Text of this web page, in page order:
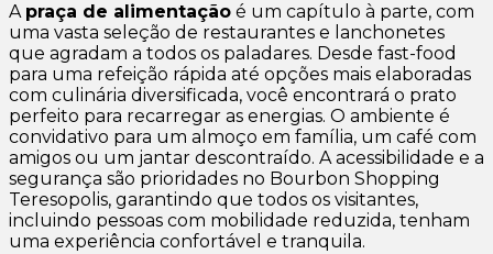
A praça de alimentação é um capítulo à parte, com
uma vasta seleção de restaurantes e lanchonetes
que agradam a todos os paladares. Desde fast-food
para uma refeição rápida até opções mais elaboradas
com culinária diversificada, você encontrará o prato
perfeito para recarregar as energias. O ambiente é
convidativo para um almoço em família, um café com
amigos ou um jantar descontraído. A acessibilidade e a
segurança são prioridades no Bourbon Shopping
Teresopolis, garantindo que todos os visitantes,
incluindo pessoas com mobilidade reduzida, tenham
uma experiência confortável e tranquila.